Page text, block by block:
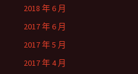
2018 年 6 月
2017 年 6 月
2017 年 5 月
2017 年 4 月